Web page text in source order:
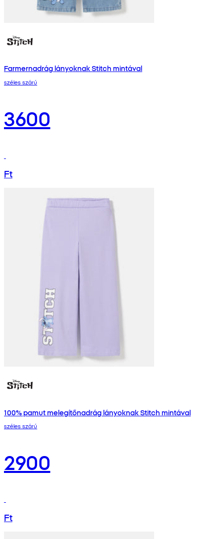
Farmernadrág lányoknak Stitch mintával
széles szárú
3600
Ft
100% pamut melegítőnadrág lányoknak Stitch mintával
széles szárú
2900
Ft